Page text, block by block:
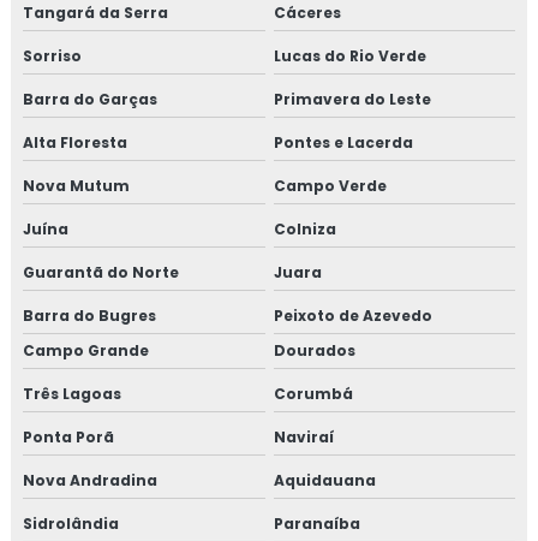
Tangará da Serra Cáceres
Sorriso Lucas do Rio Verde
Barra do Garças Primavera do Leste
Alta Floresta Pontes e Lacerda
Nova Mutum Campo Verde
Juína Colniza
Guarantã do Norte Juara
Barra do Bugres
Peixoto de Azevedo
Campo Grande
Dourados
Três Lagoas Corumbá
Ponta Porã Naviraí
Nova Andradina Aquidauana
Sidrolândia Paranaíba